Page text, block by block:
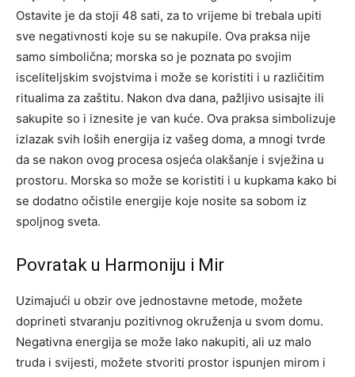
Ostavite je da stoji 48 sati, za to vrijeme bi trebala upiti
sve negativnosti koje su se nakupile. Ova praksa nije
samo simbolična; morska so je poznata po svojim
isceliteljskim svojstvima i može se koristiti i u različitim
ritualima za zaštitu. Nakon dva dana, pažljivo usisajte ili
sakupite so i iznesite je van kuće. Ova praksa simbolizuje
izlazak svih loših energija iz vašeg doma, a mnogi tvrde
da se nakon ovog procesa osjeća olakšanje i svježina u
prostoru. Morska so može se koristiti i u kupkama kako bi
se dodatno očistile energije koje nosite sa sobom iz
spoljnog sveta.
Povratak u Harmoniju i Mir
Uzimajući u obzir ove jednostavne metode, možete
doprineti stvaranju pozitivnog okruženja u svom domu.
Negativna energija se može lako nakupiti, ali uz malo
truda i svijesti, možete stvoriti prostor ispunjen mirom i